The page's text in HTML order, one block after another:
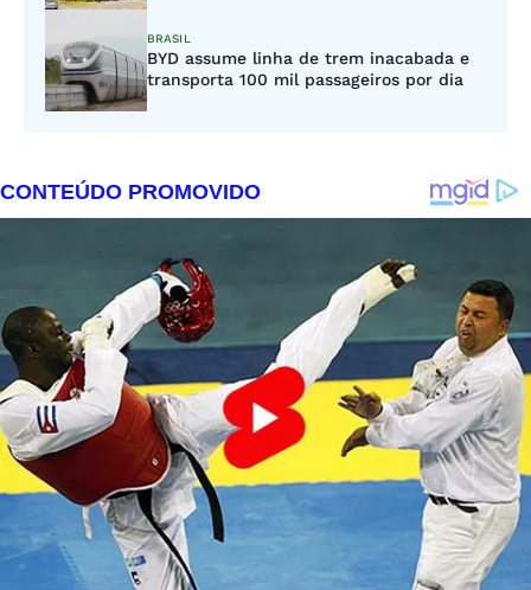
BRASIL
BYD assume linha de trem inacabada e
transporta 100 mil passageiros por dia